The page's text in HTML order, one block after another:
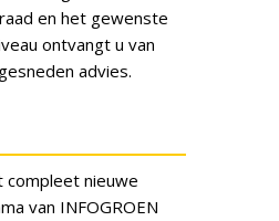
en het gewenste
ontvangt u van
advies.
compleet nieuwe
van INFOGROEN